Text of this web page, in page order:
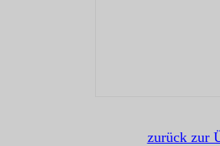
zurück zur